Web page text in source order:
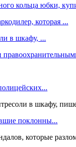
кольца юбки,
которая ...
в шкафу, ...
в шкафу,
поклонны...
которые